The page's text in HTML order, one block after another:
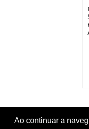
Ao continuar a